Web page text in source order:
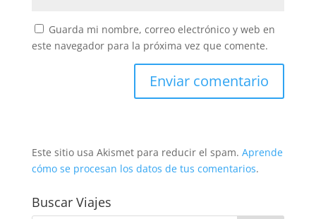
Guarda mi nombre, correo electrónico y web en
este navegador para la próxima vez que comente.
Este sitio usa Akismet para reducir el spam. Aprende
cómo se procesan los datos de tus comentarios.
Buscar Viajes